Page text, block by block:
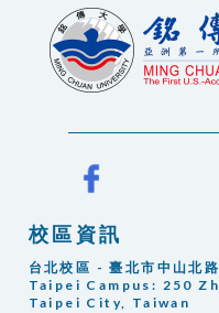
校區資訊
台北校區 - 臺北市中山
Taipei Campus: 250
Taipei City, Taiwan